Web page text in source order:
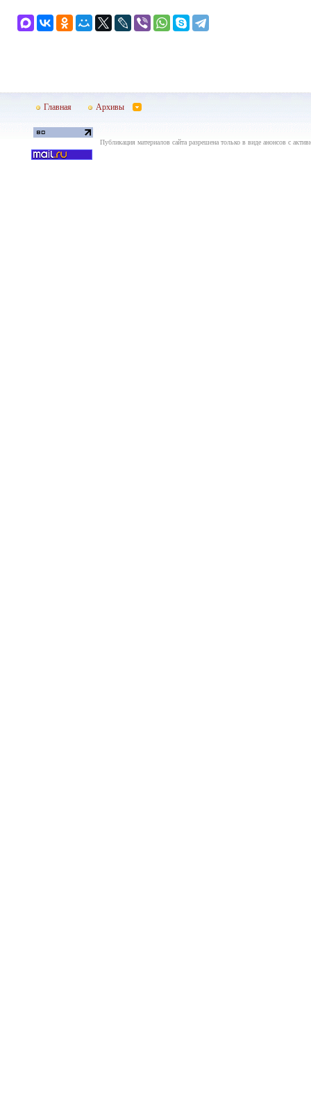
Главная Архивы
Публикация материалов сайта разрешена только в виде анонсов с